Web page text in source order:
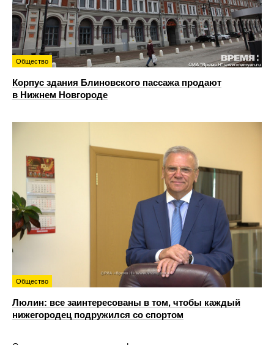
Общество
Корпус здания Блиновского пассажа продают
в Нижнем Новгороде
Общество
Люлин: все заинтересованы в том, чтобы каждый
нижегородец подружился со спортом